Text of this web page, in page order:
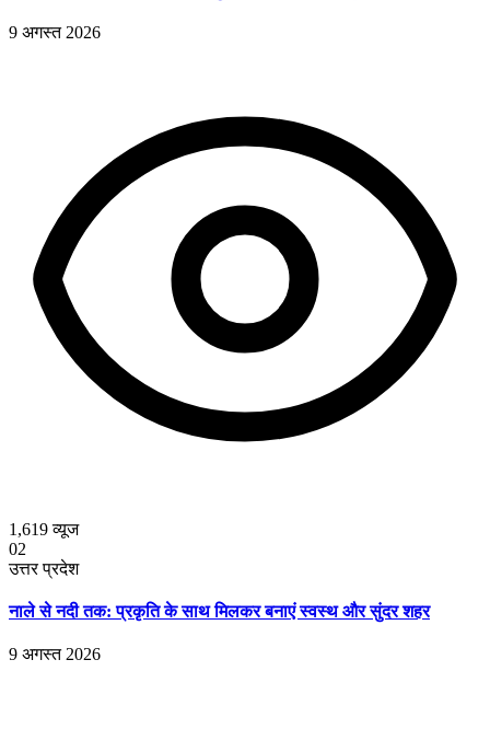
9 अगस्त 2026
1,619व्यूज
02
उत्तर प्रदेश
नाले से नदी तक: प्रकृति के साथ मिलकर बनाएं स्वस्थ और सुंदर शहर
9 अगस्त 2026